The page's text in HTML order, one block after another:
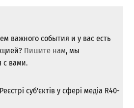
важного события и у вас есть
Пишите нам, мы
с вами.
суб'єктів у сфері медіа R40-